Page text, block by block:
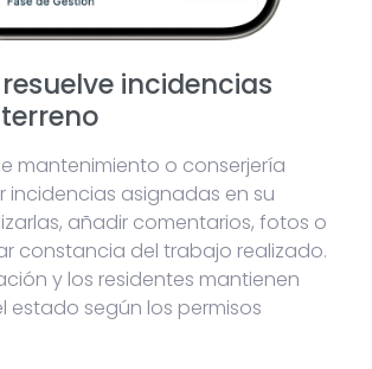
incidencias
mantenimiento o conserjería
incidencias asignadas en su
añadir comentarios, fotos o
constancia del trabajo realizado.
y los residentes mantienen
estado según los permisos